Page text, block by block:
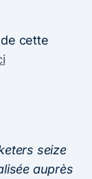
cette
seize
auprès